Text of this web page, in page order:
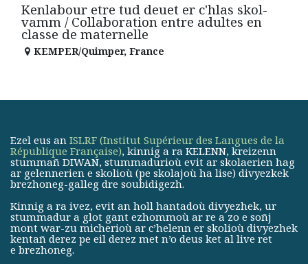
Kenlabour etre tud deuet er c'hlas skol-
vamm / Collaboration entre adultes en
classe de maternelle
KEMPER/Quimper, France
Ezel eus an ISLRF (Institut Supérieur des Langues de la
République Française), kinnig a ra KELENN, kreizenn
stummañ DIWAN, stummadurioù evit ar skolaerien hag
ar gelennerien e skolioù (pe skolajoù ha lise) divyezkek
brezhoneg-galleg dre soubidigezh.
Kinnig a ra ivez, evit an holl hantadoù divyezhek, ur
stummadur a glot gant ezhommoù ar re a zo e soñj
mont war-zu micherioù ar c’helenn er skolioù divyezhek
kentañ derez pe eil derez met n’o deus ket al live ret
e brezhoneg.